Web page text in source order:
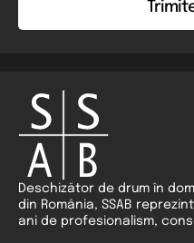
Deschizător de drum în
din România, SSAB
ani de profesionalism,